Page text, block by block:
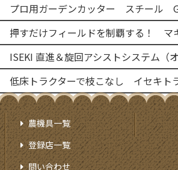
プロ用ガーデンカッター スチール
農機具一覧
登録店一覧
問い合わせ